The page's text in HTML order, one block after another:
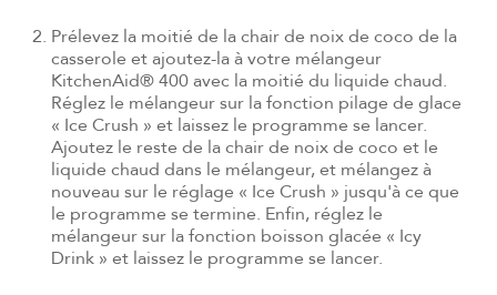
Prélevez la moitié de la chair de noix de coco de la
casserole et ajoutez-la à votre mélangeur
KitchenAid® 400 avec la moitié du liquide chaud.
Réglez le mélangeur sur la fonction pilage de glace
« Ice Crush » et laissez le programme se lancer.
Ajoutez le reste de la chair de noix de coco et le
liquide chaud dans le mélangeur, et mélangez à
nouveau sur le réglage « Ice Crush » jusqu'à ce que
le programme se termine. Enfin, réglez le
mélangeur sur la fonction boisson glacée « Icy
Drink » et laissez le programme se lancer.